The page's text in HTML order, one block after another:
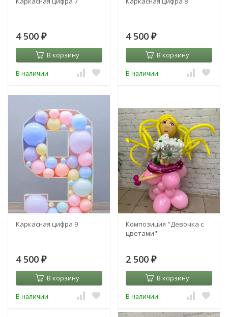
4 500 ₽
В корзину
В наличии
4 500 ₽
В корзину
В наличии
Каркасная цифра 9
4 500 ₽
В корзину
В наличии
Композиция "Девочка с
цветами"
2 500 ₽
В корзину
В наличии